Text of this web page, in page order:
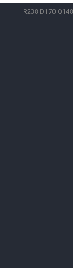
R238 D170 Q148